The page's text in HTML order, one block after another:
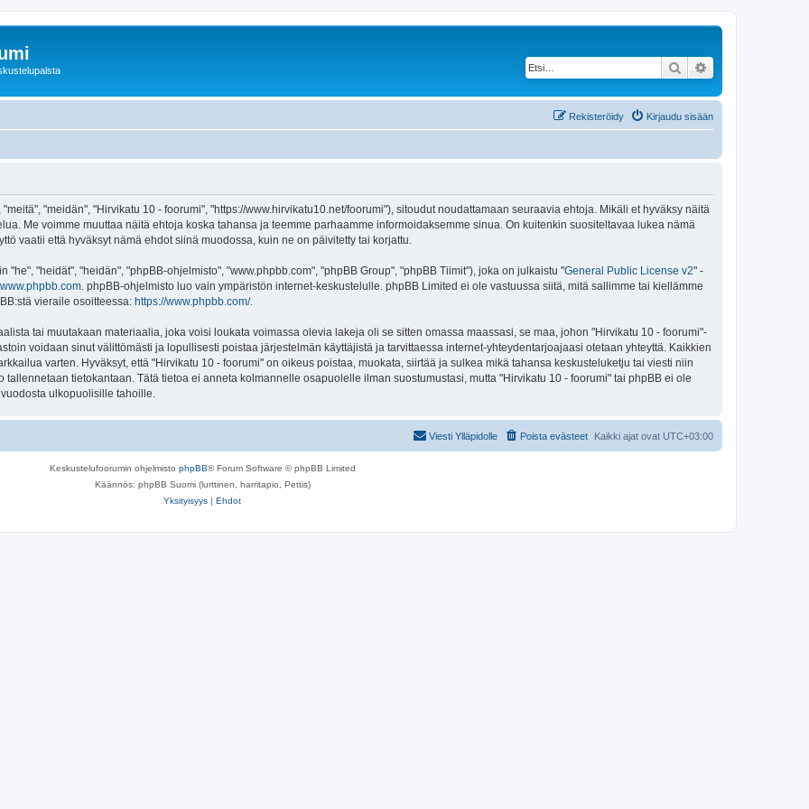
Etsi
Kirjaudu sisään
Rekisteröidy
"meidän", "Hirvikatu 10 - foorumi", "https://www.hirvikatu10.net/foorumi"), sitoudut noudattamaan seuraavia ehtoja. Mikäli et hyväksy näitä
Me voimme muuttaa näitä ehtoja koska tahansa ja teemme parhaamme informoidaksemme sinua. On kuitenkin suositeltavaa lukea nämä
vaatii että hyväksyt nämä ehdot siinä muodossa, kuin ne on päivitetty tai korjattu.
"heidät", "heidän", "phpBB-ohjelmisto", "www.phpbb.com", "phpBB Group", "phpBB Tiimit"), joka on julkaistu "General Public License v2" -
www.phpbb.com . phpBB-ohjelmisto luo vain ympäristön internet-keskustelulle. phpBB Limited ei ole vastuussa siitä, mitä sallimme tai kiellämme
vieraile osoitteessa: https://www.phpbb.com/.
tai muutakaan materiaalia, joka voisi loukata voimassa olevia lakeja oli se sitten omassa maassasi, se maa, johon "Hirvikatu 10 - foorumi"-
voidaan sinut välittömästi ja lopullisesti poistaa järjestelmän käyttäjistä ja tarvittaessa internet-yhteydentarjoajaasi otetaan yhteyttä. Kaikkien
varten. Hyväksyt, että "Hirvikatu 10 - foorumi" on oikeus poistaa, muokata, siirtää ja sulkea mikä tahansa keskusteluketju tai viesti niin
tietokantaan. Tätä tietoa ei anneta kolmannelle osapuolelle ilman suostumustasi, mutta "Hirvikatu 10 - foorumi" tai phpBB ei ole
ulkopuolisille tahoille.
Kaikki ajat ovat UTC+03:00
Poista evästeet
Viesti Ylläpidolle
Keskustelufoorumin ohjelmisto phpBB® Forum Software © phpBB Limited
Käännös: phpBB Suomi (lurttinen, harritapio, Pettis)
Yksityisyys | Ehdot